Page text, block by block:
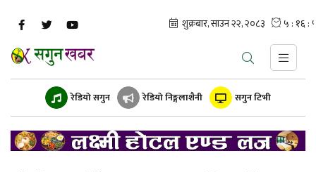
रेडियो सगुन रेडियो निङ्गलाशैनी सगुन टिभी